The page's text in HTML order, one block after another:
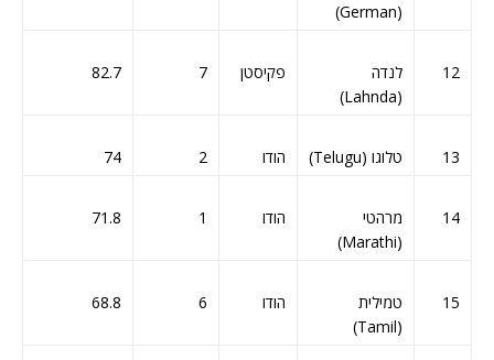
(German)
12
לנדה
(Lahnda)
פקיסטן 7
82.7
13 טלוגו (Telugu) הודו 2
74
14
מרהטי
(Marathi)
הודו 1
71.8
15
טמילית
(Tamil)
הודו 6
68.8